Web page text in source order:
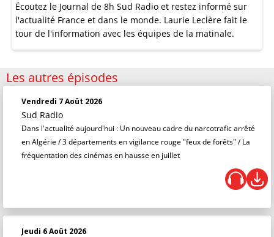
Écoutez le Journal de 8h Sud Radio et restez informé sur
l'actualité France et dans le monde. Laurie Leclère fait le
tour de l'information avec les équipes de la matinale.
Les autres épisodes
Vendredi 7 Août 2026
Sud Radio
Dans l'actualité aujourd'hui : Un nouveau cadre du narcotrafic arrêté
en Algérie / 3 départements en vigilance rouge "feux de forêts" / La
fréquentation des cinémas en hausse en juillet
Jeudi 6 Août 2026